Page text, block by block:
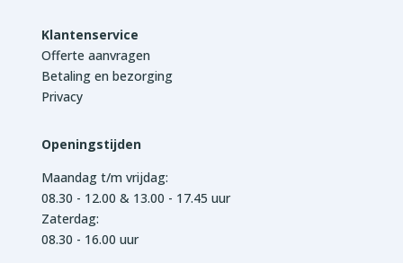
Klantenservice
Offerte aanvragen
Betaling en bezorging
Privacy
Openingstijden
Maandag t/m vrijdag:
08.30 - 12.00 & 13.00 - 17.45 uur
Zaterdag:
08.30 - 16.00 uur